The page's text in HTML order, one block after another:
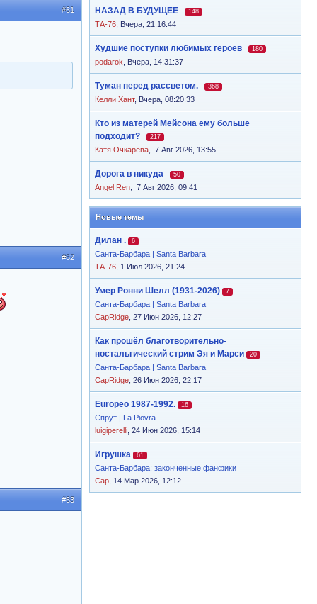
НАЗАД В БУДУЩЕЕ 148
ТА-76 Вчера, 21:16:44
Худшие поступки любимых героев 180
podarok Вчера, 14:31:37
Туман перед рассветом. 368
Келли Хант, Вчера, 08:20:33
Кто из матерей Мейсона ему больше
подходит?
217
Катя Очкарева 7 Авг 2026, 13:55
Дорога в никуда 50
Angel Ren 7 Авг 2026, 09:41
Новые темы
Дилан . 6
Санта-Барбара | Santa Barbara
ТА-76 , 1 Июл 2026, 21:24
Умер Ронни Шелл (1931-2026) 7
Санта-Барбара | Santa Barbara
CapRidge , 27 Июн 2026, 12:27
Как прошёл благотворительно-
ностальгический стрим Эя и Марси
20
Санта-Барбара | Santa Barbara
CapRidge , 26 Июн 2026, 22:17
Europeo 1987-1992. 16
Спрут | La Piovra
luigiperelli , 24 Июн 2026, 15:14
Игрушка 61
Санта-Барбара: законченные фанфики
Cap , 14 Мар 2026, 12:12
#61
#62
#63